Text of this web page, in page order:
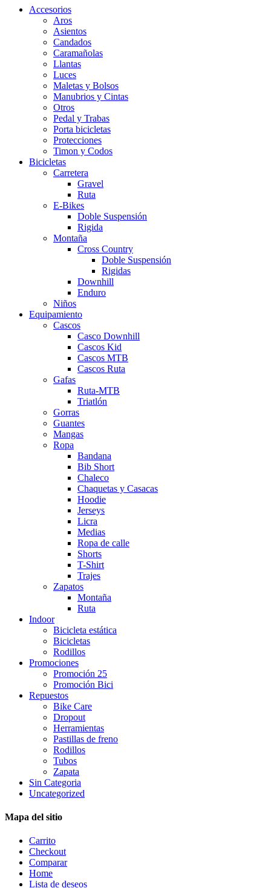
Accesorios
Aros
Asientos
Candados
Caramañolas
Llantas
Luces
Maletas y Bolsos
Manubrios y Cintas
Otros
Pedal y Trabas
Porta bicicletas
Protecciones
Timon y Codos
Bicicletas
Carretera
Gravel
Ruta
E-Bikes
Doble Suspensión
Rigida
Montaña
Cross Country
Doble Suspensión
Rigidas
Downhill
Enduro
Niños
Equipamiento
Cascos
Casco Downhill
Cascos Kid
Cascos MTB
Cascos Ruta
Gafas
Ruta-MTB
Triatlón
Gorras
Guantes
Mangas
Ropa
Bandana
Bib Short
Chaleco
Chaquetas y Casacas
Hoodie
Jerseys
Licra
Medias
Ropa de calle
Shorts
T-Shirt
Trajes
Zapatos
Montaña
Ruta
Indoor
Bicicleta estática
Bicicletas
Rodillos
Promociones
Promoción 25
Promoción Bici
Repuestos
Bike Care
Dropout
Herramientas
Pastillas de freno
Rodillos
Tubos
Zapata
Sin Categoria
Uncategorized
Mapa del sitio
Carrito
Checkout
Comparar
Home
Lista de deseos